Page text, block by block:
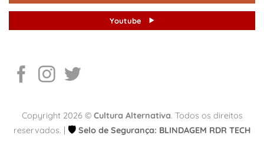
Youtube
Copyright 2026 © Cultura Alternativa. Todos os direitos
reservados. | 🛡️ Selo de Segurança: BLINDAGEM RDR TECH